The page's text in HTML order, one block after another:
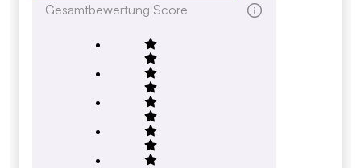
Gesamtbewertung Score